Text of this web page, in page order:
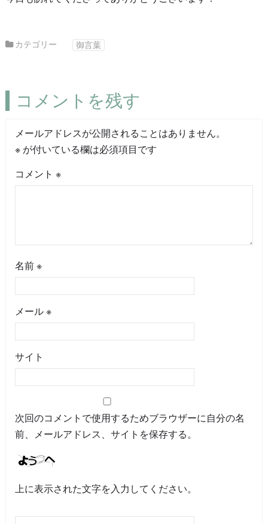
カテゴリー 御言葉
コメントを残す
メールアドレスが公開されることはありません。
※が付いている欄は必須項目です
コメント ※
名前 ※
メール ※
サイト
次回のコメントで使用するためブラウザーに自分の名
前、メールアドレス、サイトを保存する。
上に表示された文字を入力してください。